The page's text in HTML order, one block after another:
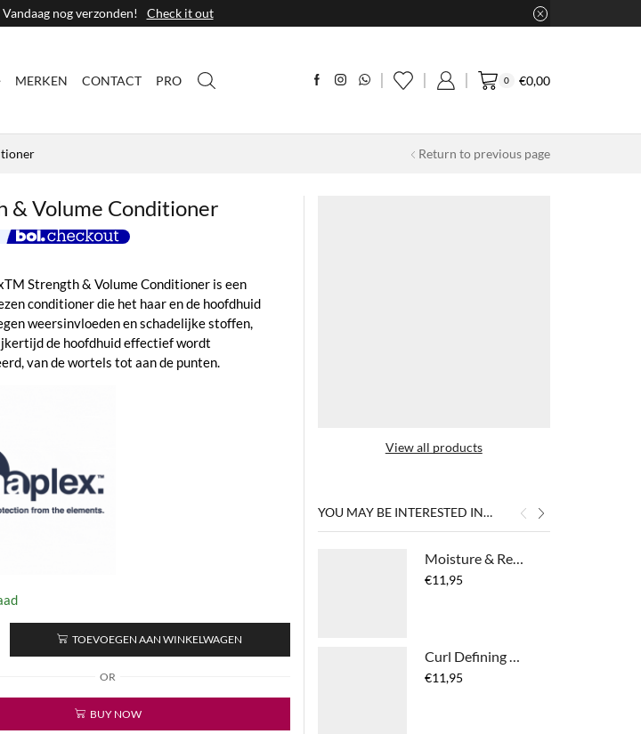
nog verzonden! Check it out
MERKEN CONTACT PRO 0 €0,00
Return to previous page
& Volume Conditioner
Strength & Volume Conditioner is een
conditioner die het haar en de hoofdhuid
weersinvloeden en schadelijke stoffen,
de hoofdhuid effectief wordt
van de wortels tot aan de punten.
TOEVOEGEN AAN WINKELWAGEN
OR
BUY NOW
View all products
YOU MAY BE INTERESTED IN…
Moisture & Repair Conditioner
€11,95
Curl Defining Cream
€11,95